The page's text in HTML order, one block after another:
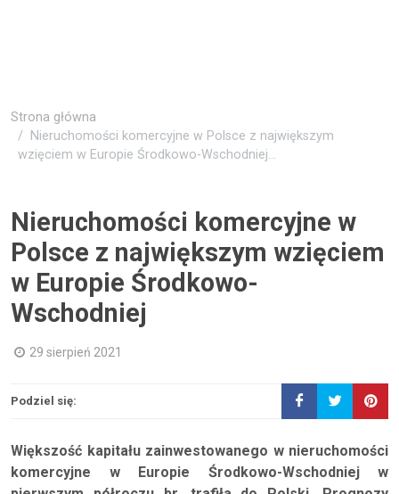
Strona główna
Nieruchomości komercyjne w Polsce z największym
wzięciem w Europie Środkowo-Wschodniej...
Nieruchomości komercyjne w
Polsce z największym wzięciem
w Europie Środkowo-
Wschodniej
29 sierpień 2021
Podziel się:
Większość kapitału zainwestowanego w nieruchomości
komercyjne w Europie Środkowo-Wschodniej w